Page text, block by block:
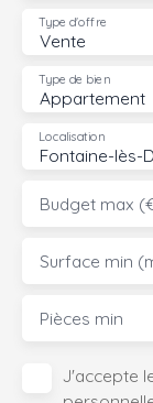
Vente
Type d'offre
Appartement
Type de bien
Fontaine-lès-
Localisation
Budget max
Surface min
Pièces min
J'accepte